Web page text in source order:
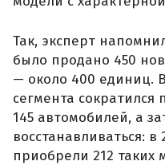
Так, эксперт
было продано 450
— около 400 единиц.
сегмента сократился
145 автомобилей, а
восстанавливаться: в
приобрели 212